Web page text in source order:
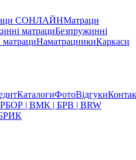
СОНЛАЙНМатраци
матрациБезпружинні
матрациНаматрацникиКаркаси
КаталогиФотоВідгуки
| ВМК | БРВ | BRW